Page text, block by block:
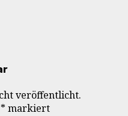
veröffentlicht.
* markiert